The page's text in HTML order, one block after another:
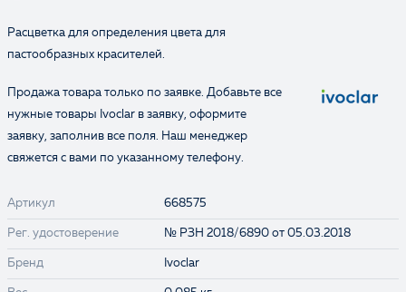
Выбранные товары:
Расцветка для определения цвета для
пастообразных красителей.
Продажа товара только по заявке. Добавьте все
нужные товары Ivoclar в заявку, оформите
заявку, заполнив все поля. Наш менеджер
свяжется с вами по указанному телефону.
Артикул 668575
Рег. удостоверение № РЗН 2018/6890 от 05.03.2018
Бренд Ivoclar